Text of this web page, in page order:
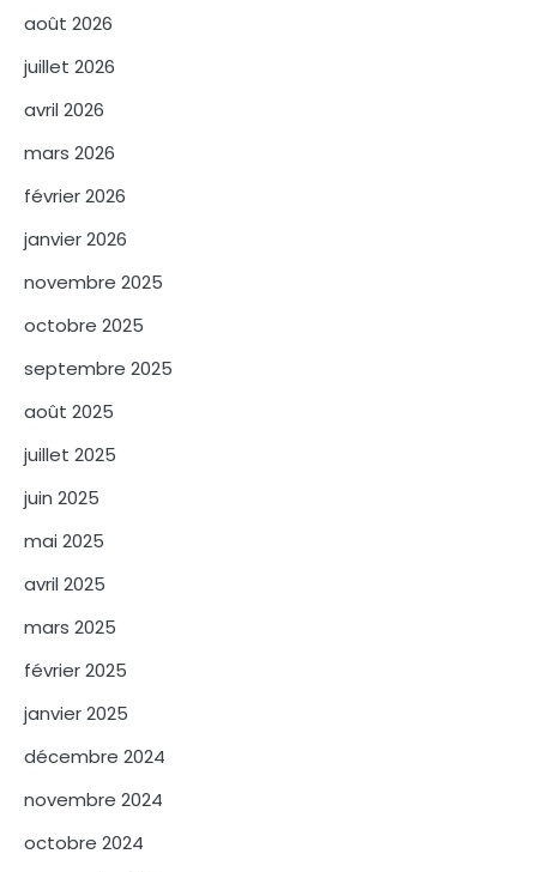
août 2026
juillet 2026
avril 2026
mars 2026
février 2026
janvier 2026
novembre 2025
octobre 2025
septembre 2025
août 2025
juillet 2025
juin 2025
mai 2025
avril 2025
mars 2025
février 2025
janvier 2025
décembre 2024
novembre 2024
octobre 2024